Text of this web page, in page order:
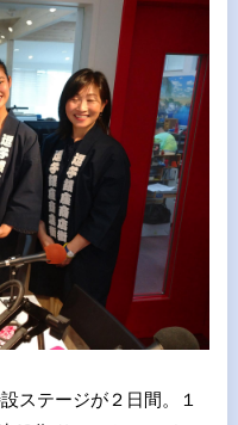
ステージが２日間。１